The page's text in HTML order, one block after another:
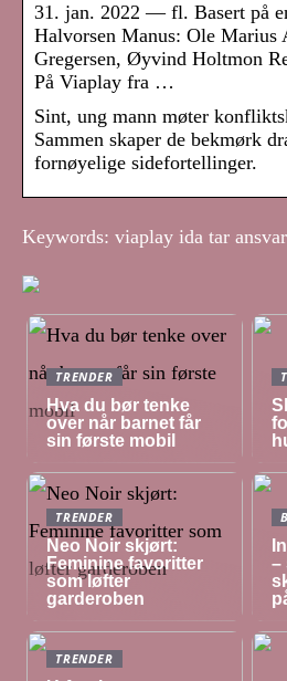
31. jan. 2022 — fl. Basert på
Halvorsen Manus: Ole Marius
Gregersen, Øyvind Holtmon
På Viaplay fra …
Sint, ung mann møter
Sammen skaper de bekmørk
fornøyelige sidefortellinger.
Keywords: viaplay ida tar ansvar
TRENDER
Hva du bør tenke
over når barnet får
sin første mobil
TRENDER
Neo Noir skjørt:
Feminine favoritter
som løfter
garderoben
–
TRENDER